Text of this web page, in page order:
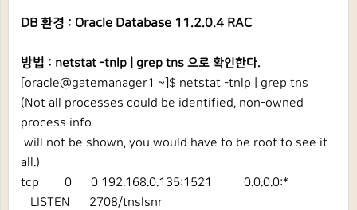
DB 환경 : Oracle Database 11.2.0.4 RAC
방법 : netstat -tnlp | grep tns 으로 확인한다.
[oracle@gatemanager1 ~]$ netstat -tnlp | grep tns
(Not all processes could be identified, non-owned
process info
will not be shown, you would have to be root to see it
all.)
tcp 0 0 192.168.0.135:1521 0.0.0.0:*
LISTEN 2708/tnslsnr